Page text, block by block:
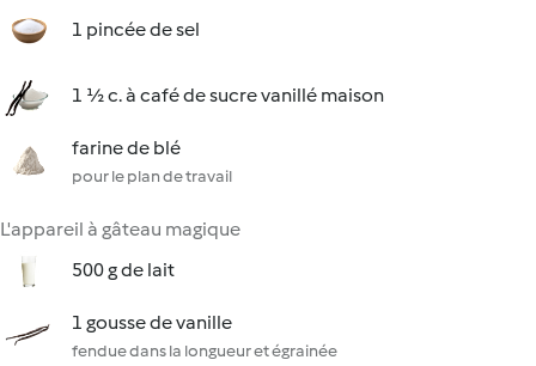
1 pincée de sel
1 ½ c. à café de sucre vanillé maison
farine de blé
pour le plan de travail
L'appareil à gâteau magique
500 g de lait
1 gousse de vanille
fendue dans la longueur et égrainée